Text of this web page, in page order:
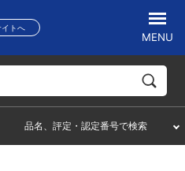
トへ
MENU
品名、評定・認定番号で検索